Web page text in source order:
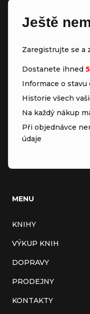
Ještě
Zaregistrujte se a
Dostanete ihned
Informace o stavu
Historie všech
Na každý nákup
Při objednávce
údaje
MENU
KNIHY
VÝKUP KNIH
DOPRAVY
PRODEJNY
KONTAKTY